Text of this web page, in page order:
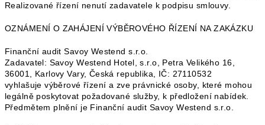
Realizované řízení nenutí zadavatele k podpisu smlouvy.
OZNÁMENÍ O ZAHÁJENÍ VÝBĚROVÉHO ŘÍZENÍ NA ZAKÁZKU
Finanční audit Savoy Westend s.r.o.
Zadavatel: Savoy Westend Hotel, s.r.o, Petra Velikého 16,
36001, Karlovy Vary, Česká republika, IČ: 27110532
vyhlašuje výběrové řízení a zve právnické osoby, které mohou
legálně poskytovat požadované služby, k předložení nabídek.
Předmětem plnění je Finanční audit Savoy Westend s.r.o.